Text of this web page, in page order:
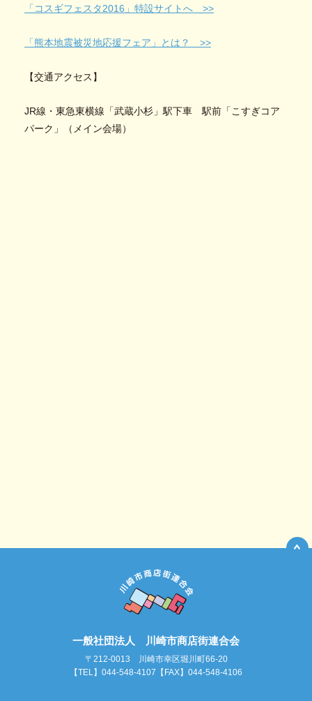
「コスギフェスタ2016」特設サイトへ >>
「熊本地震被災地応援フェア」とは？ >>
【交通アクセス】
JR線・東急東横線「武蔵小杉」駅下車 駅前「こすぎコア
パーク」（メイン会場）
一般社団法人 川崎市商店街連合会
〒212-0013 川崎市幸区堀川町66-20
【TEL】044-548-4107【FAX】044-548-4106